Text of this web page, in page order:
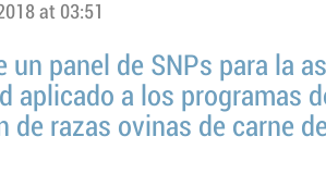
at 03:51
un panel de SNPs para la
aplicado a los programas
de razas ovinas de carne